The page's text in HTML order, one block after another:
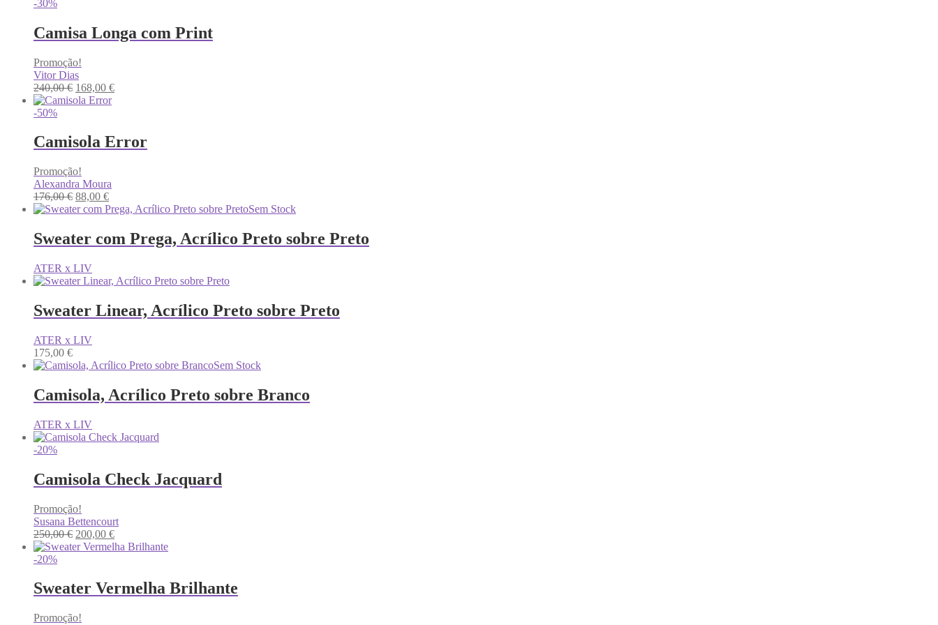
-30%
Camisa Longa com Print
Promoção!
Vitor Dias
240,00€ O
preço
240,00 €.
168,00 €O
168,00 €.
-50%
Camisola Error
Promoção!
Alexandra Moura
176,00€ O
preço
176,00 €.
88,00 €O
preço
88,00 €.
Sem Stock
Sweater com Prega, Acrílico Preto sobre Preto
ATER x LIV
Sweater Linear, Acrílico Preto sobre Preto
ATER x LIV
175,00 €
Sem Stock
Camisola, Acrílico Preto sobre Branco
ATER x LIV
-20%
Camisola Check Jacquard
Promoção!
Susana Bettencourt
250,00€ O
preço
250,00 €.
200,00 €O
preço
200,00 €.
-20%
Sweater Vermelha Brilhante
Promoção!